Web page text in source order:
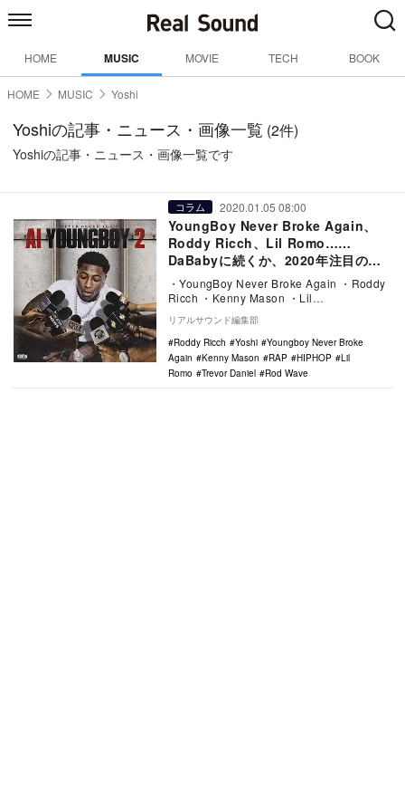
HOME MUSIC MOVIE TECH BOOK
HOME MUSIC Yoshi
Yoshiの記事・ニュース・画像一覧 (2件)
Yoshiの記事・ニュース・画像一覧です
コラム 2020.01.05 08:00
YoungBoy Never Broke Again、
Roddy Ricch、Lil Romo……
DaBabyに続くか、2020年注目のラ
ッパー6組
・YoungBoy Never Broke Again ・Roddy
Ricch ・Kenny Mason ・Lil…
リアルサウンド編集部
Roddy Ricch
Yoshi
Youngboy Never Broke
Again
Kenny Mason RAP HIPHOP
Lil
Romo
Trevor Daniel Rod Wave